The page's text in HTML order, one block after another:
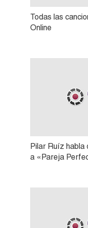
Todas las
Online
Pilar Ruíz
a «Pareja